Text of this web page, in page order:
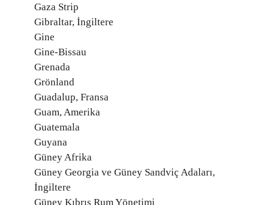
Gaza Strip
Gibraltar, İngiltere
Gine
Gine-Bissau
Grenada
Grönland
Guadalup, Fransa
Guam, Amerika
Guatemala
Guyana
Güney Afrika
Güney Georgia ve Güney Sandviç Adaları,
İngiltere
Güney Kıbrıs Rum Yönetimi